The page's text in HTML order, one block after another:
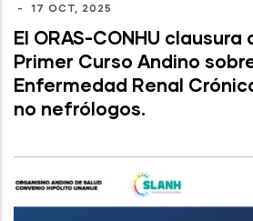
- 17 OCT, 2025
El ORAS-CONHU
Primer Curso Andino
Enfermedad Renal
no nefrólogos.